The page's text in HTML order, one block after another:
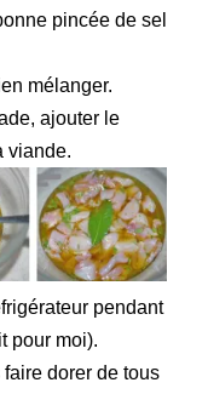
pincée de sel
mélanger.
ajouter le
viande.
pendant
pour moi).
dorer de tous